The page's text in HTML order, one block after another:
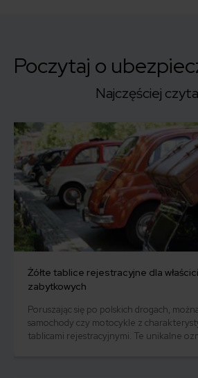
Poczytaj o
Najczęściej
Żółte tablice rejestracyjne dla
zabytkowych
Poruszając się po polskich drogach,
samochody czy motocykle z
tablicami rejestracyjnymi. Te unikalne